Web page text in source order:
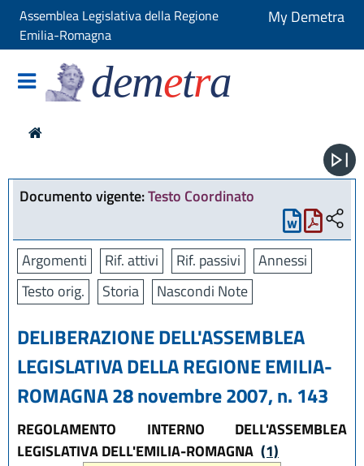
Assemblea Legislativa della Regione
Emilia-Romagna
My Demetra
demetra
Documento vigente:Testo Coordinato
Argomenti Rif. attivi Rif. passivi
Annessi
Testo orig.
Storia Nascondi Note
DELIBERAZIONE DELL'ASSEMBLEA
LEGISLATIVA DELLA REGIONE EMILIA-
ROMAGNA 28 novembre 2007, n. 143
REGOLAMENTO INTERNO DELL'ASSEMBLEA
LEGISLATIVA DELL'EMILIA-ROMAGNA (1)